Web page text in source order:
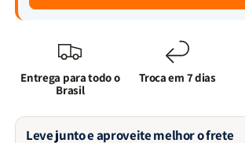
Entrega para todo o
Brasil
Troca em 7 dias
Leve junto e aproveite melhor o frete